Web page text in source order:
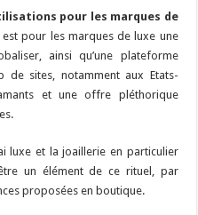
pour les marques de
pour les marques de luxe une
ainsi qu’une plateforme
de sites, notamment aux Etats-
et une offre pléthorique
luxe et la joaillerie en particulier
un élément de ce rituel, par
proposées en boutique.